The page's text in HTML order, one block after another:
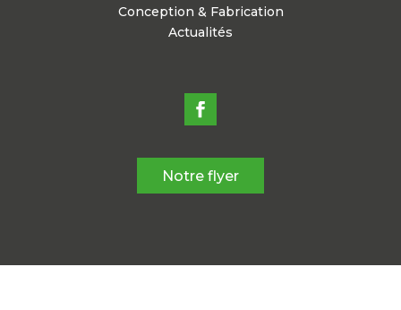
Conception & Fabrication
Actualités
Notre flyer